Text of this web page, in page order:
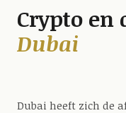
Crypto en
Dubai
Dubai heeft zich de